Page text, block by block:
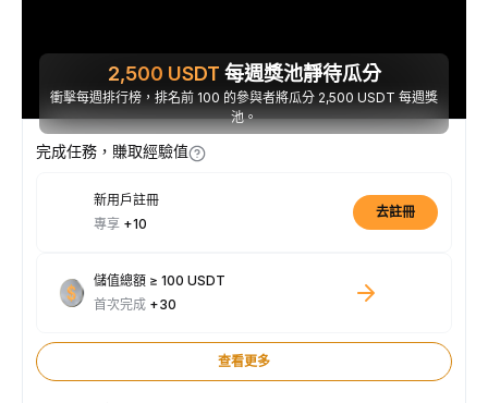
2,500 USDT 每週獎池靜待瓜分
衝擊每週排行榜，排名前 100 的參與者將瓜分 2,500 USDT 每週獎
池。
完成任務，賺取經驗值
新用戶註冊
專享 +10
去註冊
儲值總額 ≥ 100 USDT
首次完成 +30
查看更多